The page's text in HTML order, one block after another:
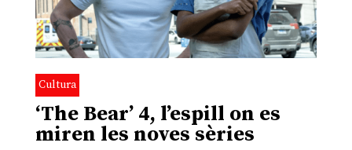
Cultura
‘The Bear’ 4, l’espill on es
miren les noves sèries